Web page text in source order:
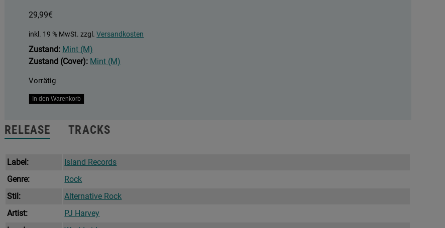
29,99€
inkl. 19 % MwSt. zzgl.Versandkosten
Zustand: Mint (M)
Zustand (Cover): Mint (M)
Vorrätig
The
Six
Demolition
Menge
In den Warenkorb
RELEASE TRACKS
Label:
Island Records
Genre:
Rock
Stil:
Alternative Rock
Artist:
PJ Harvey